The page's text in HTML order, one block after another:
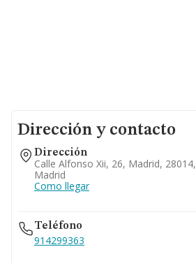
Dirección y contacto
Dirección
Calle Alfonso Xii, 26, Madrid, 28014,
Madrid
Como llegar
Teléfono
914299363